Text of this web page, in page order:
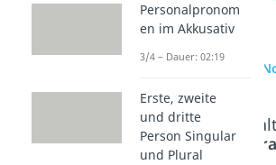
zur Videoseite:
Beliebte
Bereich
Personalpronom
en im Akkusativ
3/4 – Dauer: 02:19
Erste, zweite
und dritte
Person Singular
und Plural